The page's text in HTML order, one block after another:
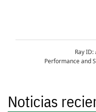
Noticias